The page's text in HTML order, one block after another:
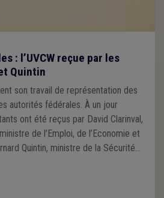
: l’UVCW reçue par les
Quintin
son travail de représentation des
autorités fédérales. À un jour
ont été reçus par David Clarinval,
de l’Emploi, de l’Economie et
Quintin, ministre de la Sécurité